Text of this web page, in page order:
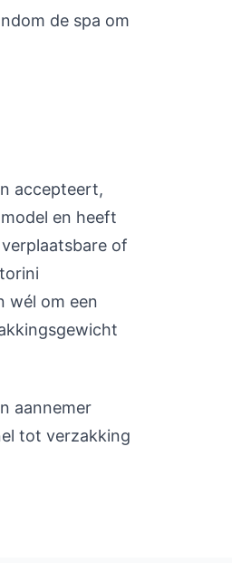
de spa om
accepteert,
en heeft
of
wél om een
aannemer
tot verzakking